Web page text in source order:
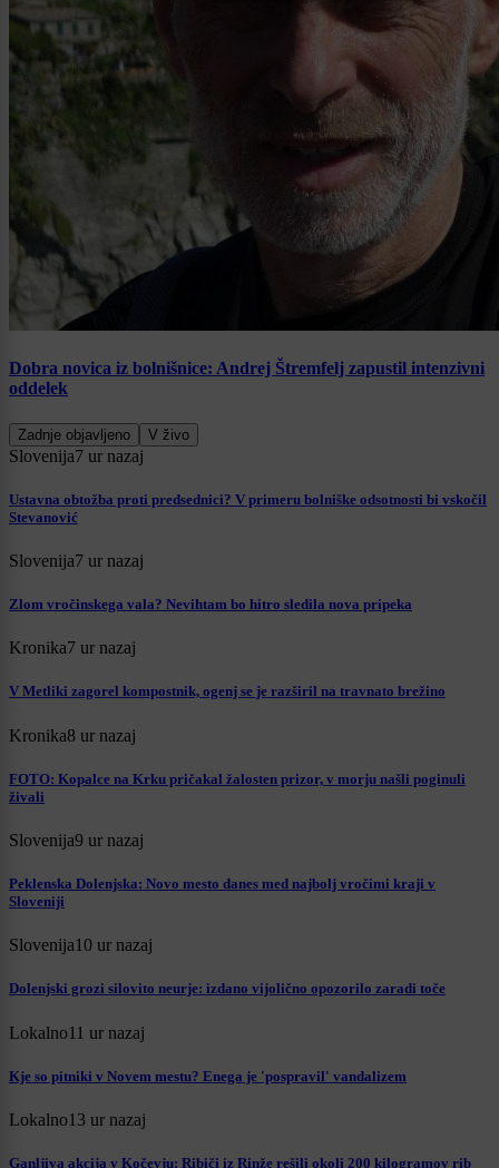
Dobra novica iz bolnišnice: Andrej Štremfelj zapustil intenzivni
oddelek
Zadnje objavljeno V živo
Slovenija7 ur nazaj
Ustavna obtožba proti predsednici? V primeru bolniške odsotnosti bi vskočil
Stevanović
Slovenija7 ur nazaj
Zlom vročinskega vala? Nevihtam bo hitro sledila nova pripeka
Kronika7 ur nazaj
V Metliki zagorel kompostnik, ogenj se je razširil na travnato brežino
Kronika8 ur nazaj
FOTO: Kopalce na Krku pričakal žalosten prizor, v morju našli poginuli
živali
Slovenija9 ur nazaj
Peklenska Dolenjska: Novo mesto danes med najbolj vročimi kraji v
Sloveniji
Slovenija10 ur nazaj
Dolenjski grozi silovito neurje: izdano vijolično opozorilo zaradi toče
Lokalno11 ur nazaj
Kje so pitniki v Novem mestu? Enega je 'pospravil' vandalizem
Lokalno13 ur nazaj
Ganljiva akcija v Kočevju: Ribiči iz Rinže rešili okoli 200 kilogramov rib